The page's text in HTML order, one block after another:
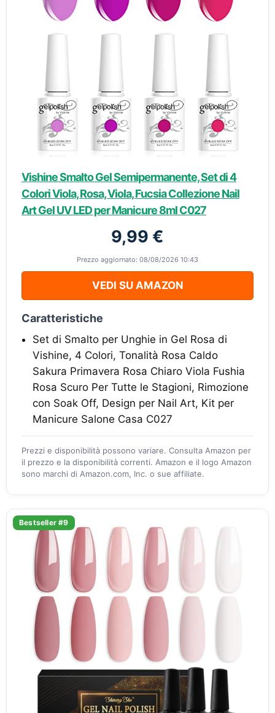
Vishine Smalto Gel Semipermanente, Set di 4
Colori Viola, Rosa, Viola, Fucsia Collezione Nail
Art Gel UV LED per Manicure 8ml C027
9,99 €
Prezzo aggiornato: 08/08/2026 10:43
VEDI SU AMAZON
Caratteristiche
Set di Smalto per Unghie in Gel Rosa di
Vishine, 4 Colori, Tonalità Rosa Caldo
Sakura Primavera Rosa Chiaro Viola Fushia
Rosa Scuro Per Tutte le Stagioni, Rimozione
con Soak Off, Design per Nail Art, Kit per
Manicure Salone Casa C027
Prezzi e disponibilità possono variare. Consulta Amazon per
il prezzo e la disponibilità correnti. Amazon e il logo Amazon
sono marchi di Amazon.com, Inc. o sue affiliate.
Bestseller #9